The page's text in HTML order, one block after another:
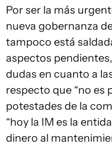
Por ser la más
nueva gobernanza
tampoco está
aspectos
dudas en cuanto a
respecto que “no es
potestades de la
“hoy la IM es la
dinero al